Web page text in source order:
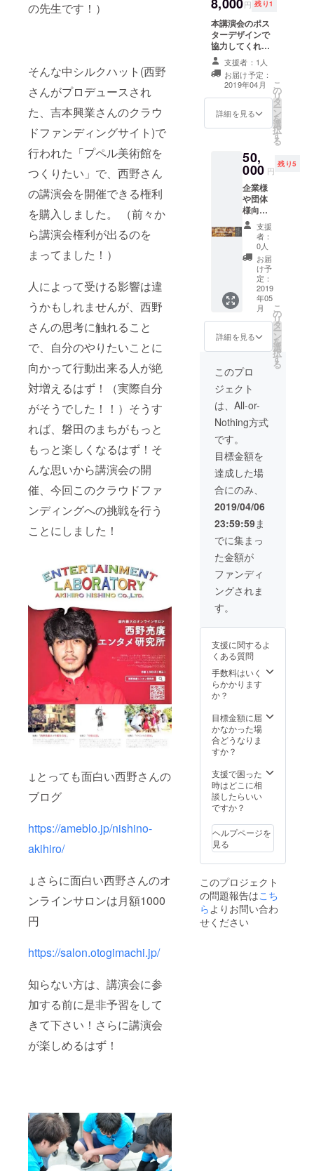
の先生です！）
そんな中シルクハット(西野
さんがプロデュースされ
た、吉本興業さんのクラウ
ドファンディングサイト)で
行われた「プペル美術館を
つくりたい」で、西野さん
の講演会を開催できる権利
を購入しました。 （前々か
ら講演会権利が出るのを
まってました！）
人によって受ける影響は違
うかもしれませんが、西野
さんの思考に触れること
で、自分のやりたいことに
向かって行動出来る人が絶
対増えるはず！（実際自分
がそうでした！！）そうす
れば、磐田のまちがもっと
もっと楽しくなるはず！そ
んな思いから講演会の開
催、今回このクラウドファ
ンディングへの挑戦を行う
ことにしました！
↓とっても面白い西野さんの
ブログ
https://ameblo.jp/nishino-
akihiro/
↓さらに面白い西野さんのオ
ンラインサロンは月額1000
円
https://salon.otogimachi.jp/
知らない方は、講演会に参
加する前に是非予習をして
きて下さい！さらに講演会
が楽しめるはず！
前日準
備は、
リハー
サル、
名簿等
当日の
運営準
日は、
会場設
等。報
酬：予
定して
おりま
せん。
10:00～
夜まで
時間日
程につ
いては
無理の
ない範
囲大丈
夫で
す。上
の拡散
や、当
日の設
営の内
容打ち
合わせ
なども
是非手
伝って
いただ
けたら
嬉しい
です。
内容：
前日準
リハー
サル、
当日の
運営準
備。当
日は、
会場設
営、受
等。報
酬：予
定して
おりま
せん。
円 残り1
本講演会のポス
ターデザインで
協力してくれる
方専用のリター
ンです。
支援者：1人
お届け予定：
2019年04月
詳細を見る
こ
の
リ
タ
ー
ン
を
選
択
す
る
50,
000 円
残り5
企業様
や団体
様向け
５名様
分チ
ケット
となり
ます。
自社ブ
ランド
の宣伝
を講演
会会場
のチラ
シ配布
や講演
会終了
後の懇
親会で
行えま
す。
（例）
者に向
けてチ
ラシ等
による
宣伝が
可能で
す。必
要なも
のは予
め、準
備ご用
意くだ
さい。
者、内
ぐわな
いもの
はお断
りする
場合が
ます。
※懇親会
会場に
て、自
（食
品）な
どを振
る舞う
能で
す。 な
お、食
品に関
ては、
食品衛
生管理
を持つ
方に限
支援
者：
0人
お届
け予
定：
2019
年05
月
詳細を見る
こ
の
リ
タ
ー
ン
を
選
択
す
る
このプロ
ジェクト
は、All-or-
Nothing方式
です。
目標金額を
達成した場
合にのみ、
2019/04/06
23:59:59ま
でに集まっ
た金額が
ファンディ
ングされま
す。
支援に関するよ
くある質問
手数料はいく
らかかります
か？
目標金額に届
かなかった場
合どうなりま
すか？
支援で困った
時はどこに相
談したらいい
ですか？
ヘルプページを
見る
このプロジェクト
の問題報告はこち
らよりお問い合わ
せください